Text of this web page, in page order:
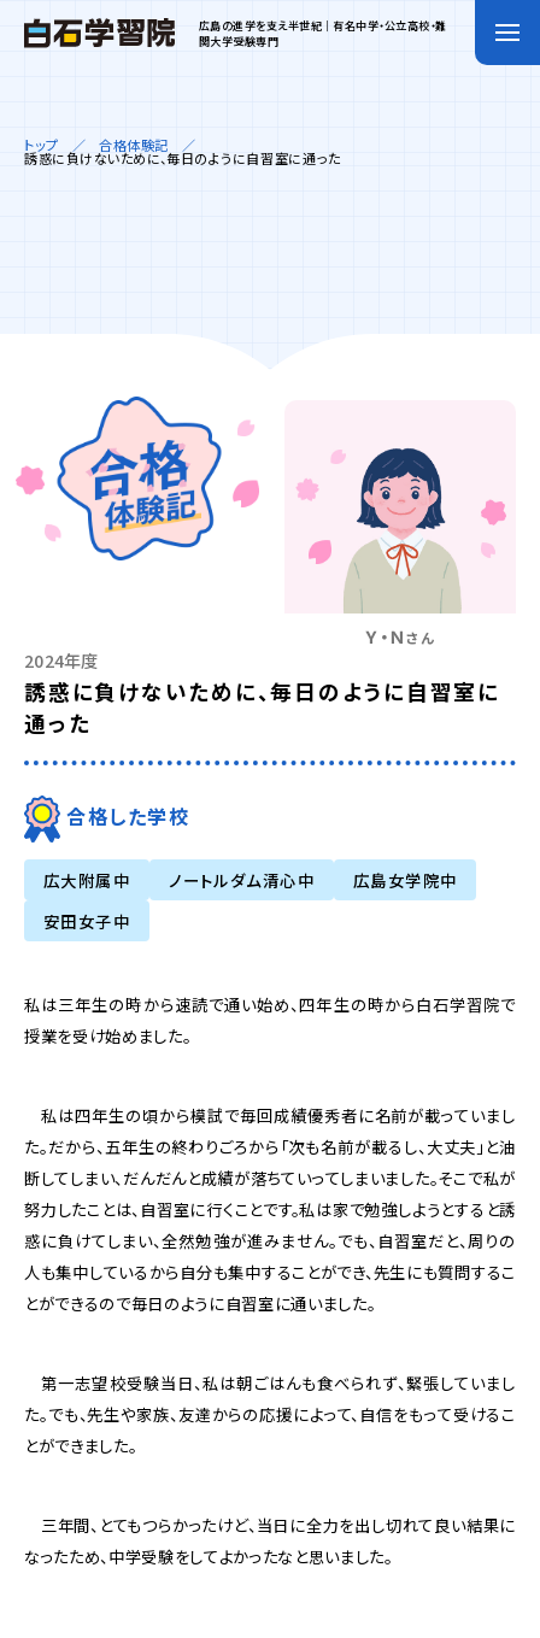
広島の進学を支え半世紀｜有名中学・公立高校・難
関大学受験専門
トップ 合格体験記
誘惑に負けないために、毎日のように自習室に通った
Ｙ・Ｎさん
2024年度
誘惑に負けないために、毎日のように自習室に
通った
合格した学校
広大附属中 ノートルダム清心中
広島女学院中
安田女子中
私は三年生の時から速読で通い始め、四年生の時から白石学習院で
授業を受け始めました。
私は四年生の頃から模試で毎回成績優秀者に名前が載っていまし
た。だから、五年生の終わりごろから「次も名前が載るし、大丈夫」と油
断してしまい、だんだんと成績が落ちていってしまいました。そこで私が
努力したことは、自習室に行くことです。私は家で勉強しようとすると誘
惑に負けてしまい、全然勉強が進みません。でも、自習室だと、周りの
人も集中しているから自分も集中することができ、先生にも質問するこ
とができるので毎日のように自習室に通いました。
第一志望校受験当日、私は朝ごはんも食べられず、緊張していまし
た。でも、先生や家族、友達からの応援によって、自信をもって受けるこ
とができました。
三年間、とてもつらかったけど、当日に全力を出し切れて良い結果に
なったため、中学受験をしてよかったなと思いました。